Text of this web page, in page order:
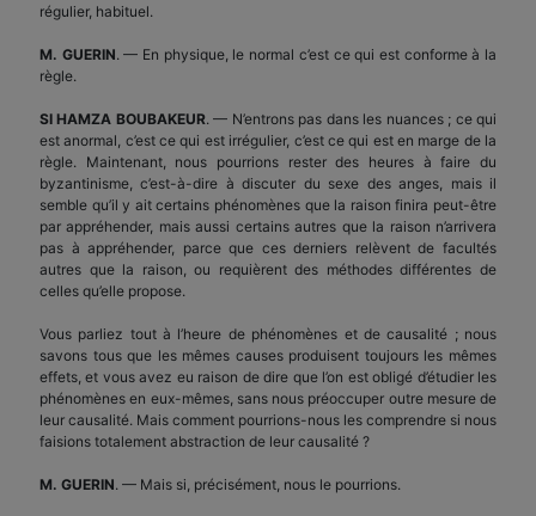
régulier, habituel.
M. GUERIN. — En physique, le normal c’est ce qui est conforme à la
règle.
SI HAMZA BOUBAKEUR. — N’entrons pas dans les nuances ; ce qui
est anormal, c’est ce qui est irrégulier, c’est ce qui est en marge de la
règle. Maintenant, nous pourrions rester des heures à faire du
byzantinisme, c’est-à-dire à discuter du sexe des anges, mais il
semble qu’il y ait certains phénomènes que la raison finira peut-être
par appréhender, mais aussi certains autres que la raison n’arrivera
pas à appréhender, parce que ces derniers relèvent de facultés
autres que la raison, ou requièrent des méthodes différentes de
celles qu’elle propose.
Vous parliez tout à l’heure de phénomènes et de causalité ; nous
savons tous que les mêmes causes produisent toujours les mêmes
effets, et vous avez eu raison de dire que l’on est obligé d’étudier les
phénomènes en eux-mêmes, sans nous préoccuper outre mesure de
leur causalité. Mais comment pourrions-nous les comprendre si nous
faisions totalement abstraction de leur causalité ?
M. GUERIN. — Mais si, précisément, nous le pourrions.